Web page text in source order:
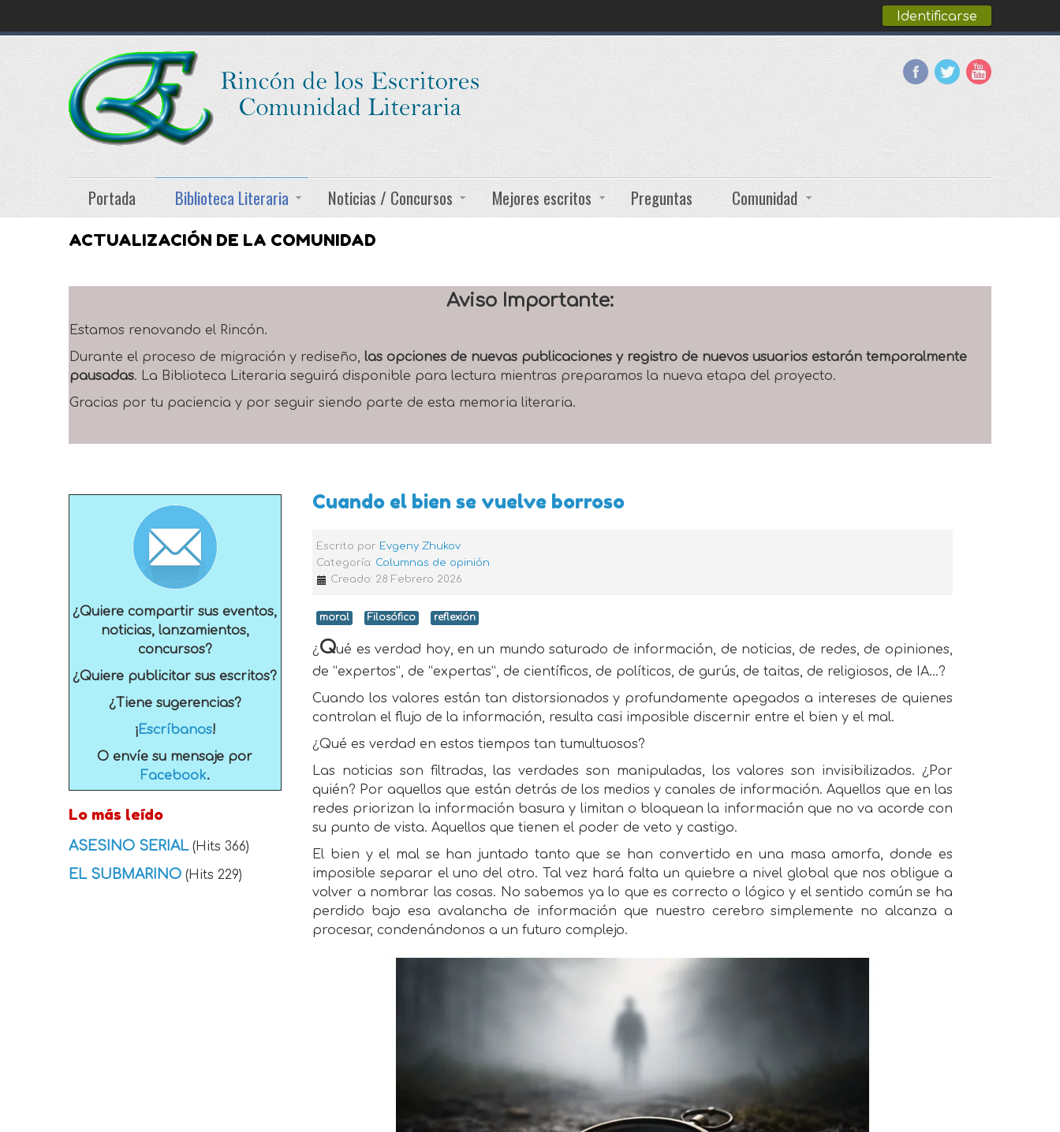
Identificarse
Portada Biblioteca Literaria Noticias / Concursos Mejores escritos Preguntas Comunidad
ACTUALIZACIÓN DE LA COMUNIDAD
Aviso Importante:
Estamos renovando el Rincón.
Durante el proceso de migración y rediseño, las opciones de nuevas publicaciones y registro de nuevos usuarios estarán temporalmente
pausadas. La Biblioteca Literaria seguirá disponible para lectura mientras preparamos la nueva etapa del proyecto.
Gracias por tu paciencia y por seguir siendo parte de esta memoria literaria.
Cuando el bien se vuelve borroso
Escrito por Evgeny Zhukov
Categoría: Columnas de opinión
Creado: 28 Febrero 2026
moral Filosófico reflexión
¿Qué es verdad hoy, en un mundo saturado de información, de noticias, de redes, de opiniones,
de “expertos”, de “expertas”, de científicos, de políticos, de gurús, de taitas, de religiosos, de IA…?
Cuando los valores están tan distorsionados y profundamente apegados a intereses de quienes
controlan el flujo de la información, resulta casi imposible discernir entre el bien y el mal.
¿Qué es verdad en estos tiempos tan tumultuosos?
Las noticias son filtradas, las verdades son manipuladas, los valores son invisibilizados. ¿Por
quién? Por aquellos que están detrás de los medios y canales de información. Aquellos que en las
redes priorizan la información basura y limitan o bloquean la información que no va acorde con
su punto de vista. Aquellos que tienen el poder de veto y castigo.
El bien y el mal se han juntado tanto que se han convertido en una masa amorfa, donde es
imposible separar el uno del otro. Tal vez hará falta un quiebre a nivel global que nos obligue a
volver a nombrar las cosas. No sabemos ya lo que es correcto o lógico y el sentido común se ha
perdido bajo esa avalancha de información que nuestro cerebro simplemente no alcanza a
procesar, condenándonos a un futuro complejo.
¿Quiere compartir sus eventos,
noticias, lanzamientos,
concursos?
¿Quiere publicitar sus escritos?
¿Tiene sugerencias?
¡Escríbanos!
O envíe su mensaje por
Facebook.
Lo más leído
ASESINO SERIAL (Hits 366)
EL SUBMARINO (Hits 229)